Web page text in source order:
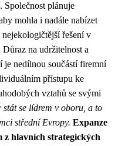
Společnost plánuje
mohla i nadále nabízet
řešení v
na udržitelnost a
je nedílnou součástí firemní
přístupu ke
vztahů se svými
stát se lídrem v oboru, a to
střední Evropy. Expanze
hlavních strategických